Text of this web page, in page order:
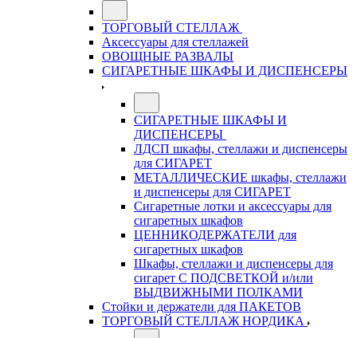
ТОРГОВЫЙ СТЕЛЛАЖ
Аксессуары для стеллажей
ОВОЩНЫЕ РАЗВАЛЫ
СИГАРЕТНЫЕ ШКАФЫ И ДИСПЕНСЕРЫ
СИГАРЕТНЫЕ ШКАФЫ И
ДИСПЕНСЕРЫ
ЛДСП шкафы, стеллажи и диспенсеры
для СИГАРЕТ
МЕТАЛЛИЧЕСКИЕ шкафы, стеллажи
и диспенсеры для СИГАРЕТ
Сигаретные лотки и аксессуары для
сигаретных шкафов
ЦЕННИКОДЕРЖАТЕЛИ для
сигаретных шкафов
Шкафы, стеллажи и диспенсеры для
сигарет С ПОДСВЕТКОЙ и/или
ВЫДВИЖНЫМИ ПОЛКАМИ
Стойки и держатели для ПАКЕТОВ
ТОРГОВЫЙ СТЕЛЛАЖ НОРДИКА